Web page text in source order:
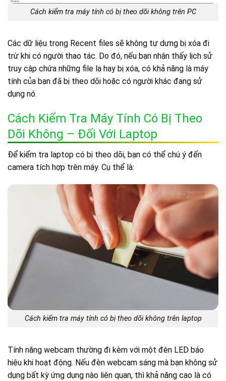
Cách kiểm tra máy tính có bị theo dõi không trên PC
Các dữ liệu trong Recent files sẽ không tự dưng bị xóa đi
trừ khi có người thao tác. Do đó, nếu bạn nhận thấy lịch sử
truy cập chứa những file lạ hay bị xóa, có khả năng là máy
tính của bạn đã bị theo dõi hoặc có người khác đang sử
dụng nó.
Cách Kiểm Tra Máy Tính Có Bị Theo
Dõi Không – Đối Với Laptop
Để kiểm tra laptop có bị theo dõi, bạn có thể chú ý đến
camera tích hợp trên máy. Cụ thể là:
Cách kiểm tra máy tính có bị theo dõi không trên laptop
Tính năng webcam thường đi kèm với một đèn LED báo
hiệu khi hoạt động. Nếu đèn webcam sáng mà bạn không sử
dụng bất kỳ ứng dụng nào liên quan, thì khả năng cao là có